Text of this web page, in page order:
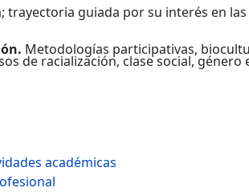
trayectoria guiada por su interés en
Metodologías participativas,
de racialización, clase social,
académicas